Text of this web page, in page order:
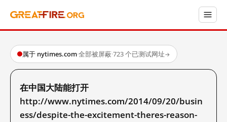
属于 nytimes.com·全部被屏蔽·723 个已测试网址→
在中国大陆能打开
http://www.nytimes.com/2014/09/20/busin
ess/despite-the-excitement-theres-reason-